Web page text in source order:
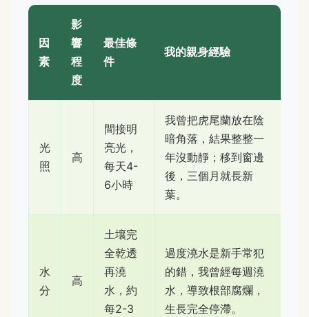
因
素
影
響
程
度
最佳條
件
我的親身經驗
光
照
高
間接明
亮光，
每天4-
6小時
我曾把虎尾蘭放在陰
暗角落，結果整整一
年沒動靜；移到窗邊
後，三個月就長新
葉。
水
分
高
土壤完
全乾透
再澆
水，約
每2-3
過度澆水是新手常犯
的錯，我曾經每週澆
水，導致根部腐爛，
生長完全停滯。